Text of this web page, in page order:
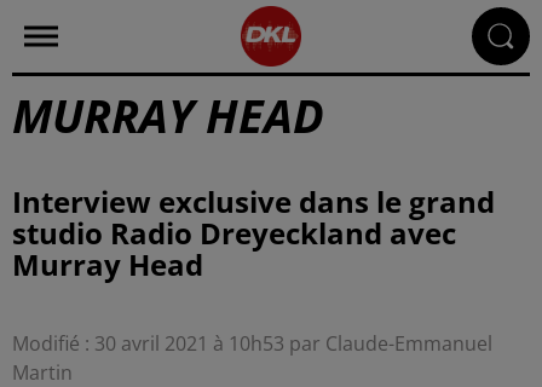
MURRAY HEAD
Interview exclusive dans le grand
studio Radio Dreyeckland avec
Murray Head
Modifié : 30 avril 2021 à 10h53 par Claude-Emmanuel
Martin